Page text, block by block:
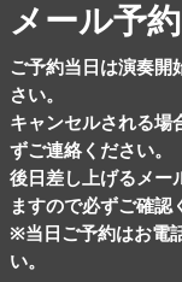
メール予約
ご予約当日は演奏開
さい。
キャンセルされる場
ずご連絡ください。
後日差し上げるメー
ますので必ずご確認
※当日ご予約はお電
い。